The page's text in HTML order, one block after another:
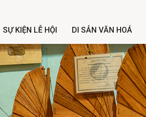
SỰ KIỆN LỄ HỘI DI SẢN VĂN HOÁ